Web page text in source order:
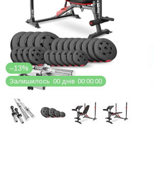
–13%
Залишилось 00 днів 00 00 00